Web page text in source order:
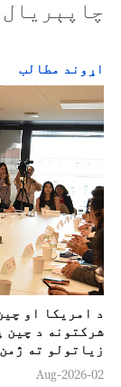
اړوند مطالب
د امریکا او
شرکتونه د چین
زياتولو ته
02-Aug-2026